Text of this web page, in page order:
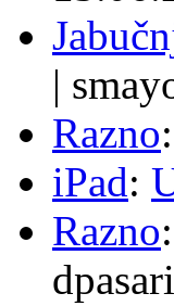
|
Razno:
iPad:
Razno: